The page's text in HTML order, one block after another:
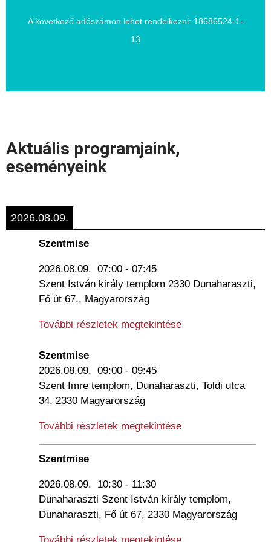
A következő adószámon lehet rendelkezni: 18686524-1-
13
1% alapítványok számára
Aktuális programjaink,
eseményeink
2026.08.09.
Szentmise
2026.08.09. 07:00 - 07:45
Szent István király templom 2330 Dunaharaszti,
Fő út 67., Magyarország
További részletek megtekintése
Szentmise
2026.08.09. 09:00 - 09:45
Szent Imre templom, Dunaharaszti, Toldi utca
34, 2330 Magyarország
További részletek megtekintése
Szentmise
2026.08.09. 10:30 - 11:30
Dunaharaszti Szent István király templom,
Dunaharaszti, Fő út 67, 2330 Magyarország
További részletek megtekintése